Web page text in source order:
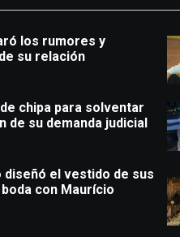
los rumores y
su relación
chipa para solventar
de su demanda judicial
diseñó el vestido de sus
con Maurício